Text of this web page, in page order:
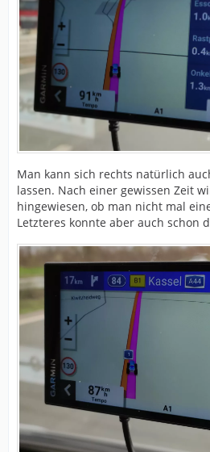
Man kann sich rechts natürlich
lassen. Nach einer gewissen Zeit
hingewiesen, ob man nicht mal
Letzteres konnte aber auch schon